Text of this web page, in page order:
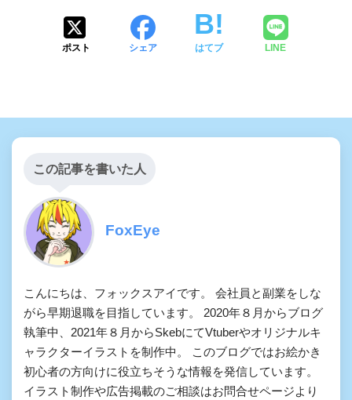
ポスト シェア はてブ LINE
この記事を書いた人
FoxEye
こんにちは、フォックスアイです。 会社員と副業をしな
がら早期退職を目指しています。 2020年８月からブログ
執筆中、2021年８月からSkebにてVtuberやオリジナルキ
ャラクターイラストを制作中。 このブログではお絵かき
初心者の方向けに役立ちそうな情報を発信しています。
イラスト制作や広告掲載のご相談はお問合せページより